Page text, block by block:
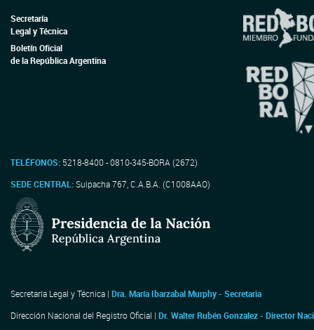
Secretaría
Legal y Técnica
Boletín Oficial
de la República Argentina
TELÉFONOS: 5218-8400 - 0810-345-BORA (2672)
SEDE CENTRAL:Suipacha 767, C.A.B.A. (C1008AAO)
Secretaría Legal y Técnica | Dra. María Ibarzabal Murphy - Secretaria
Dirección Nacional del Registro Oficial | Dr. Walter Rubén Gonzalez - Director